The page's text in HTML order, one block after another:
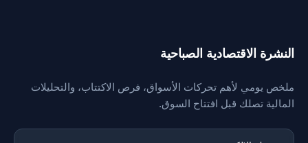
النشرة الاقتصادية الصباحية
ملخص يومي لأهم تحركات الأسواق، فرص الاكتتاب، والتحليلات
المالية تصلك قبل افتتاح السوق.